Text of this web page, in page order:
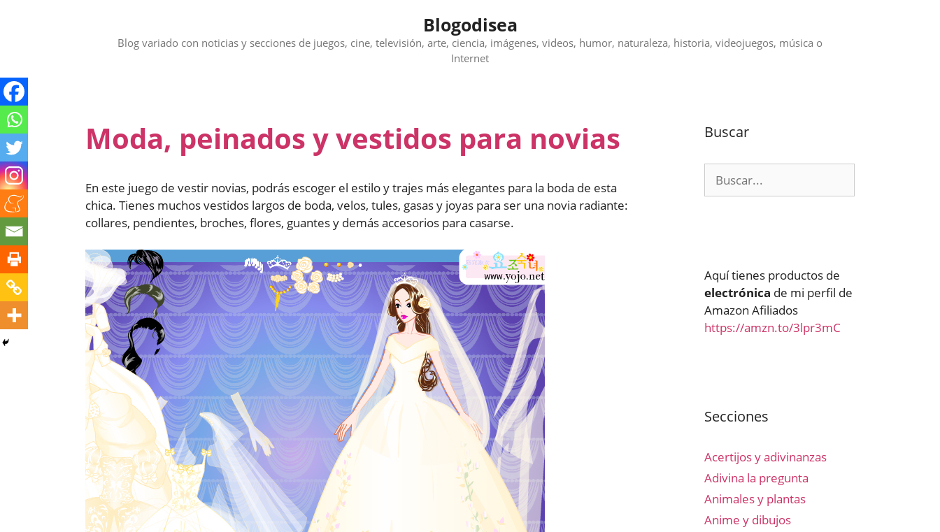
Blogodisea
Blog variado con noticias y secciones de juegos, cine, televisión, arte, ciencia, imágenes, videos, humor, naturaleza, historia, videojuegos, música o
Internet
Moda, peinados y vestidos para novias
En este juego de vestir novias, podrás escoger el estilo y trajes más elegantes para la boda de esta
chica. Tienes muchos vestidos largos de boda, velos, tules, gasas y joyas para ser una novia radiante:
collares, pendientes, broches, flores, guantes y demás accesorios para casarse.
Buscar
Aquí tienes productos de
electrónica de mi perfil de
Amazon Afiliados
https://amzn.to/3lpr3mC
Secciones
Acertijos y adivinanzas
Adivina la pregunta
Animales y plantas
Anime y dibujos